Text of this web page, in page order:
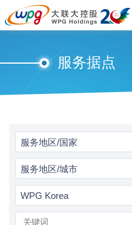
服务据点
服务地区/国家
服务地区/城市
WPG Korea